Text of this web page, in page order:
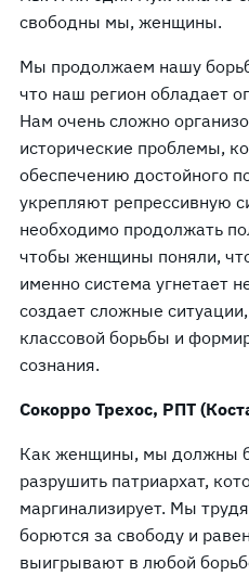
свободны мы, женщины.
Мы продолжаем нашу
что наш регион обладает
Нам очень сложно
исторические проблемы,
обеспечению достойного
укрепляют репрессивную
необходимо продолжать
чтобы женщины поняли,
именно система угнетает
создает сложные
классовой борьбы и
сознания.
Сокорро Трехос, РПТ
Как женщины, мы должны
разрушить патриархат,
маргинализирует. Мы
борются за свободу и
выигрывают в любой